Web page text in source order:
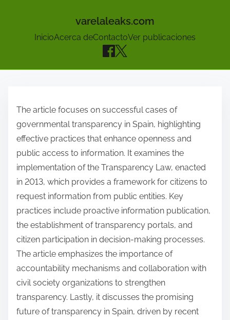
varelaleaks.com
InicioAcerca deContactoVer publicaciones
The article focuses on successful cases of
governmental transparency in Spain, highlighting
effective practices that enhance openness and
public access to information. It examines the
implementation of the Transparency Law, enacted
in 2013, which provides a framework for citizens to
request information from public entities. Key
practices include proactive information publication,
the establishment of transparency portals, and
citizen participation in decision-making processes.
The article emphasizes the importance of
accountability mechanisms and collaboration with
civil society organizations to strengthen
transparency. Lastly, it discusses the promising
future of transparency in Spain, driven by recent